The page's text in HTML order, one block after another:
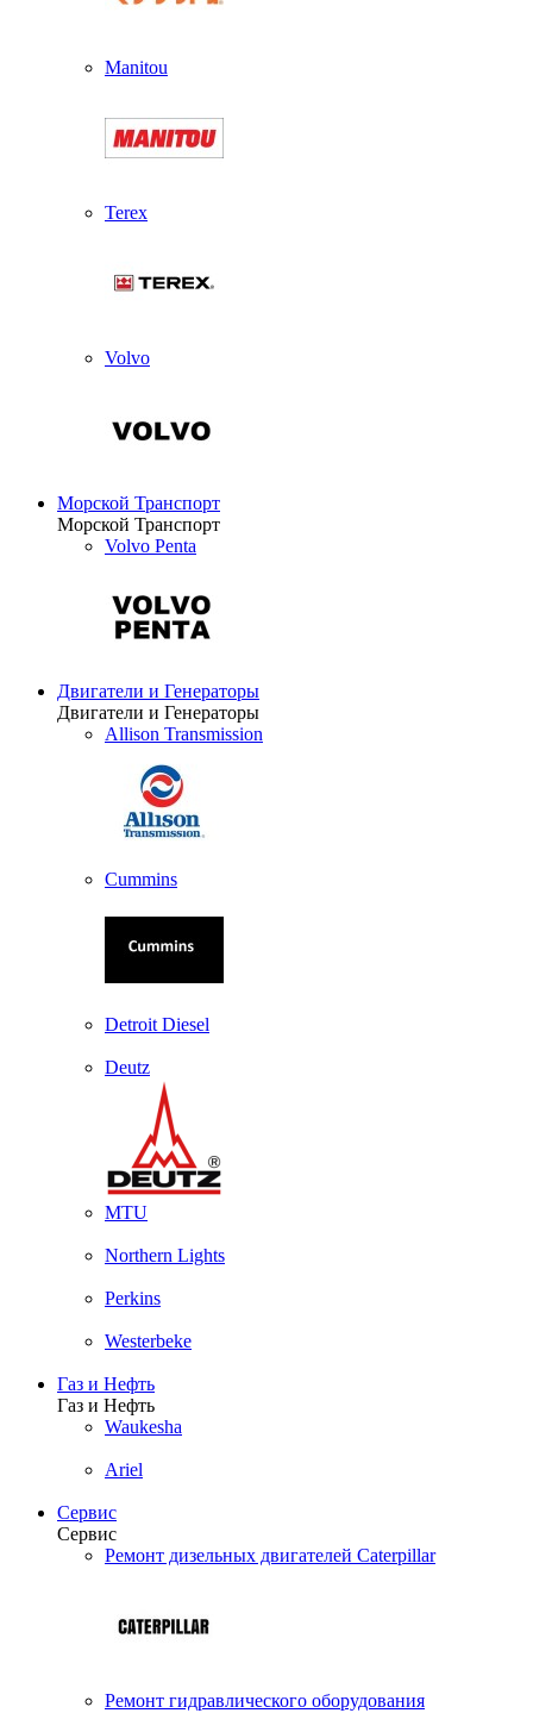
Manitou
Terex
Volvo
Морской Транспорт
Морской Транспорт
Volvo Penta
Двигатели и Генераторы
Двигатели и Генераторы
Allison Transmission
Cummins
Detroit Diesel
Deutz
MTU
Northern Lights
Perkins
Westerbeke
Газ и Нефть
Газ и Нефть
Waukesha
Ariel
Сервис
Сервис
Ремонт дизельных двигателей Caterpillar
Ремонт гидравлического оборудования